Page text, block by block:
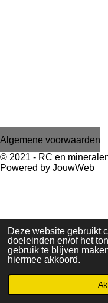
Deze website gebruikt
doeleinden en/of het
gebruik te blijven
hiermee akkoord.
Algemene voorwaarden
© 2021 - RC en
Powered by JouwWeb